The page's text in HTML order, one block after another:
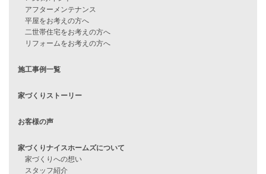
住宅ローンに不安がある方へ
他社で無理だと言われた方へ
住宅ローンのよくある質問
月収25万円で家を建てる方法